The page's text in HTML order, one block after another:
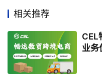
相关推荐
CEL
业务